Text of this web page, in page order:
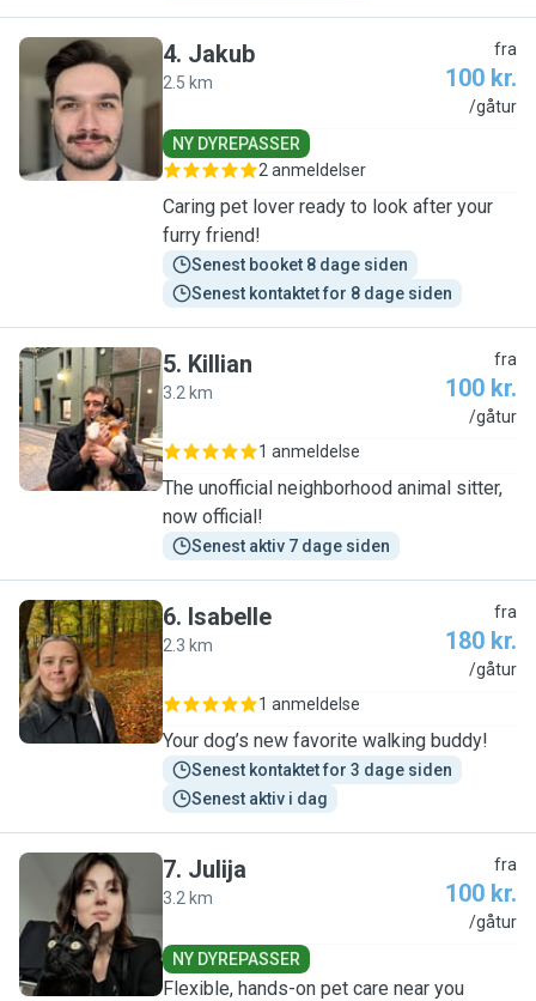
J
4. Jakub
2.5 km
fra
100 kr.
/gåtur
NY DYREPASSER
2 anmeldelser
Caring pet lover ready to look after your
furry friend!
Senest booket 8 dage siden
Senest kontaktet for 8 dage siden
K
5. Killian
3.2 km
fra
100 kr.
/gåtur
1 anmeldelse
The unofficial neighborhood animal sitter,
now official!
Senest aktiv 7 dage siden
I
6. Isabelle
2.3 km
fra
180 kr.
/gåtur
1 anmeldelse
Your dog’s new favorite walking buddy!
Senest kontaktet for 3 dage siden
Senest aktiv i dag
J
7. Julija
3.2 km
fra
100 kr.
/gåtur
NY DYREPASSER
Flexible, hands-on pet care near you